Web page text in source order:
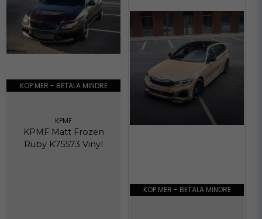
KÖP MER - BETALA MINDRE
KPMF
KPMF Matt Frozen
Ruby K75573 Vinyl
KÖP MER - BETALA MINDRE